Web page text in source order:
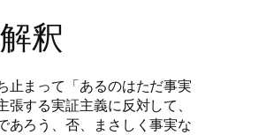
釈
止まって「あるのはただ事実
張する実証主義に反対して、
あろう、否、まさしく事実な